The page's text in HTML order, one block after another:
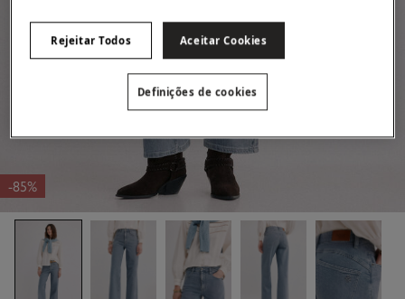
-85%
Rejeitar Todos Aceitar Cookies
Definições de cookies